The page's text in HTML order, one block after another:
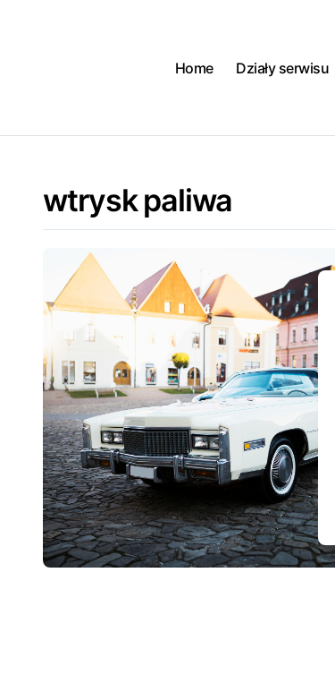
Home
Działy serwisu
wtrysk paliwa